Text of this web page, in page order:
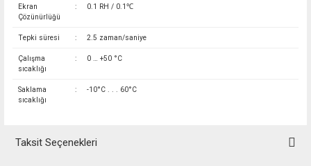
Ekran
Çözünürlüğü
: 0.1 RH / 0.1℃
Tepki süresi : 2.5 zaman/saniye
Çalışma
sıcaklığı
: 0 … +50 °C
Saklama
sıcaklığı
: -10°C . . . 60°C
Taksit Seçenekleri